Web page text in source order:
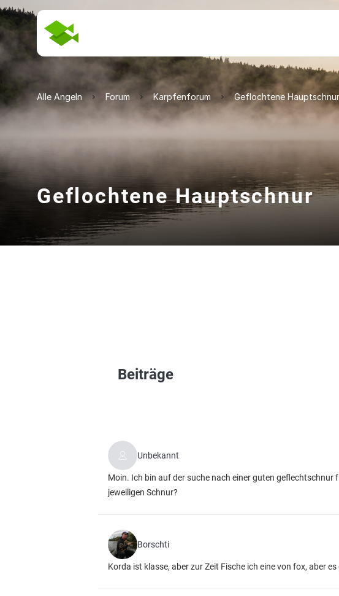
Alle Angeln Forum Karpfenforum Geflochtene Hauptschnur
Geflochtene Hauptschnur
Beiträge
Unbekannt
Moin. Ich bin auf der suche nach einer guten
jeweiligen Schnur?
Borschti
Korda ist klasse, aber zur Zeit Fische ich eine von fox, aber